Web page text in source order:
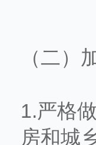
（二）
1.严格
房和城